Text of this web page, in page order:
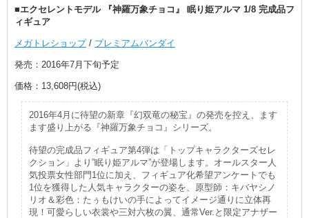
■エクセレントモデル 『神羅万象チョコ』 眠り姫アルマ 1/8 完成品フ
ィギュア
メガトレショップ/ プレミアムバンダイ
発売：2016年7月下旬予定
価格：13,608円(税込)
2016年4月に待望の新章『幻双竜の秘宝』の発売を控え、ます
ます盛り上がる『神羅万象チョコ』シリーズ。
待望の完成品フィギュア第4弾は「トップキャラクターズセレ
クション」より”眠り姫アルマ”が登場します。オールスター人
気投票女性部門1位に加え、フィギュア化希望アンケートでも
1位を獲得した人気キャラクターの姿を、原型師：キバヤシノ
リオ＆彩色：たぅもけいの手によってイメージ通りに立体再
現！可愛らしい衣裳や三対六枚の翼、通常Ver.と限定アナザー